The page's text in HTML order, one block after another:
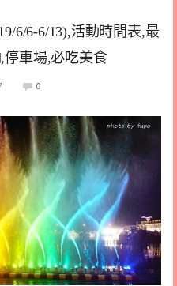
6/6-6/13),活動時間表,最
停車場,必吃美食
0